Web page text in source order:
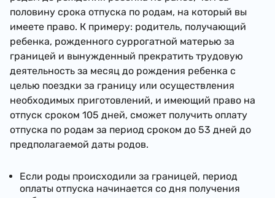
половину срока отпуска по родам, на который вы
имеете право. К примеру: родитель, получающий
ребенка, рожденного суррогатной матерью за
границей и вынужденный прекратить трудовую
деятельность за месяц до рождения ребенка с
целью поездки за границу или осуществления
необходимых приготовлений, и имеющий право на
отпуск сроком 105 дней, сможет получить оплату
отпуска по родам за период сроком до 53 дней до
предполагаемой даты родов.
Если роды происходили за границей, период
оплаты отпуска начинается со дня получения